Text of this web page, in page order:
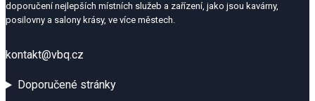
doporučení nejlepších místních služeb a zařízení, jako jsou kavárny,
posilovny a salony krásy, ve více městech.
kontakt@vbq.cz
Doporučené stránky